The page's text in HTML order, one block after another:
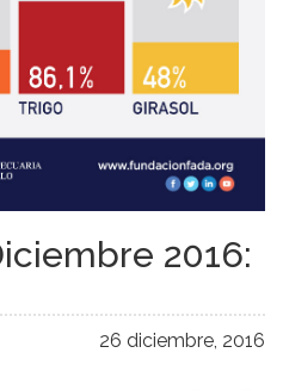
2016:
26 diciembre, 2016